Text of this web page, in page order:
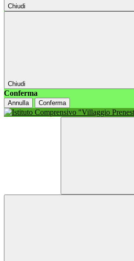
Chiudi
Chiudi
Conferma
Annulla Conferma